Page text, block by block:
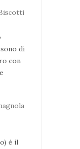
di
con
è il